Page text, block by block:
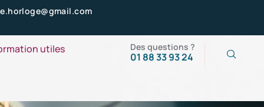
utiles Des questions ?
01 88 33 93 24